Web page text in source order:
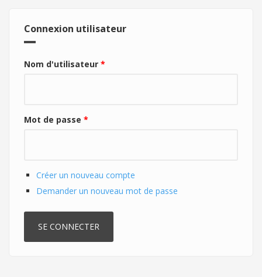
Connexion utilisateur
Nom d'utilisateur *
Mot de passe *
Créer un nouveau compte
Demander un nouveau mot de passe